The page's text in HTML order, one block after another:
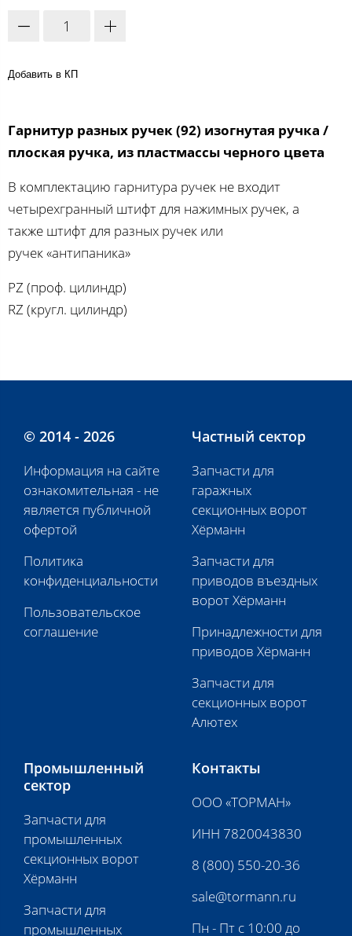
Добавить в КП
Гарнитур разных ручек (92) изогнутая ручка /
плоская ручка, из пластмассы черного цвета
В комплектацию гарнитура ручек не входит
четырехгранный штифт для нажимных ручек, а
также штифт для разных ручек или
ручек «антипаника»
PZ (проф. цилиндр)
RZ (кругл. цилиндр)
© 2014 - 2026
Информация на сайте
ознакомительная - не
является публичной
офертой
Политика
конфиденциальности
Пользовательское
соглашение
Частный сектор
Запчасти для
гаражных
секционных ворот
Хёрманн
Запчасти для
приводов въездных
ворот Хёрманн
Принадлежности для
приводов Хёрманн
Запчасти для
секционных ворот
Алютех
Промышленный
сектор
Запчасти для
промышленных
секционных ворот
Хёрманн
Запчасти для
промышленных
Контакты
ООО «ТОРМАН»
ИНН 7820043830
8 (800) 550-20-36
sale@tormann.ru
Пн - Пт с 10:00 до